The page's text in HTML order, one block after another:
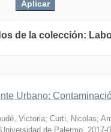
de la colección:
Urbano:
Victoria; Curti, Nicolas;
Universidad de Palermo 2017-